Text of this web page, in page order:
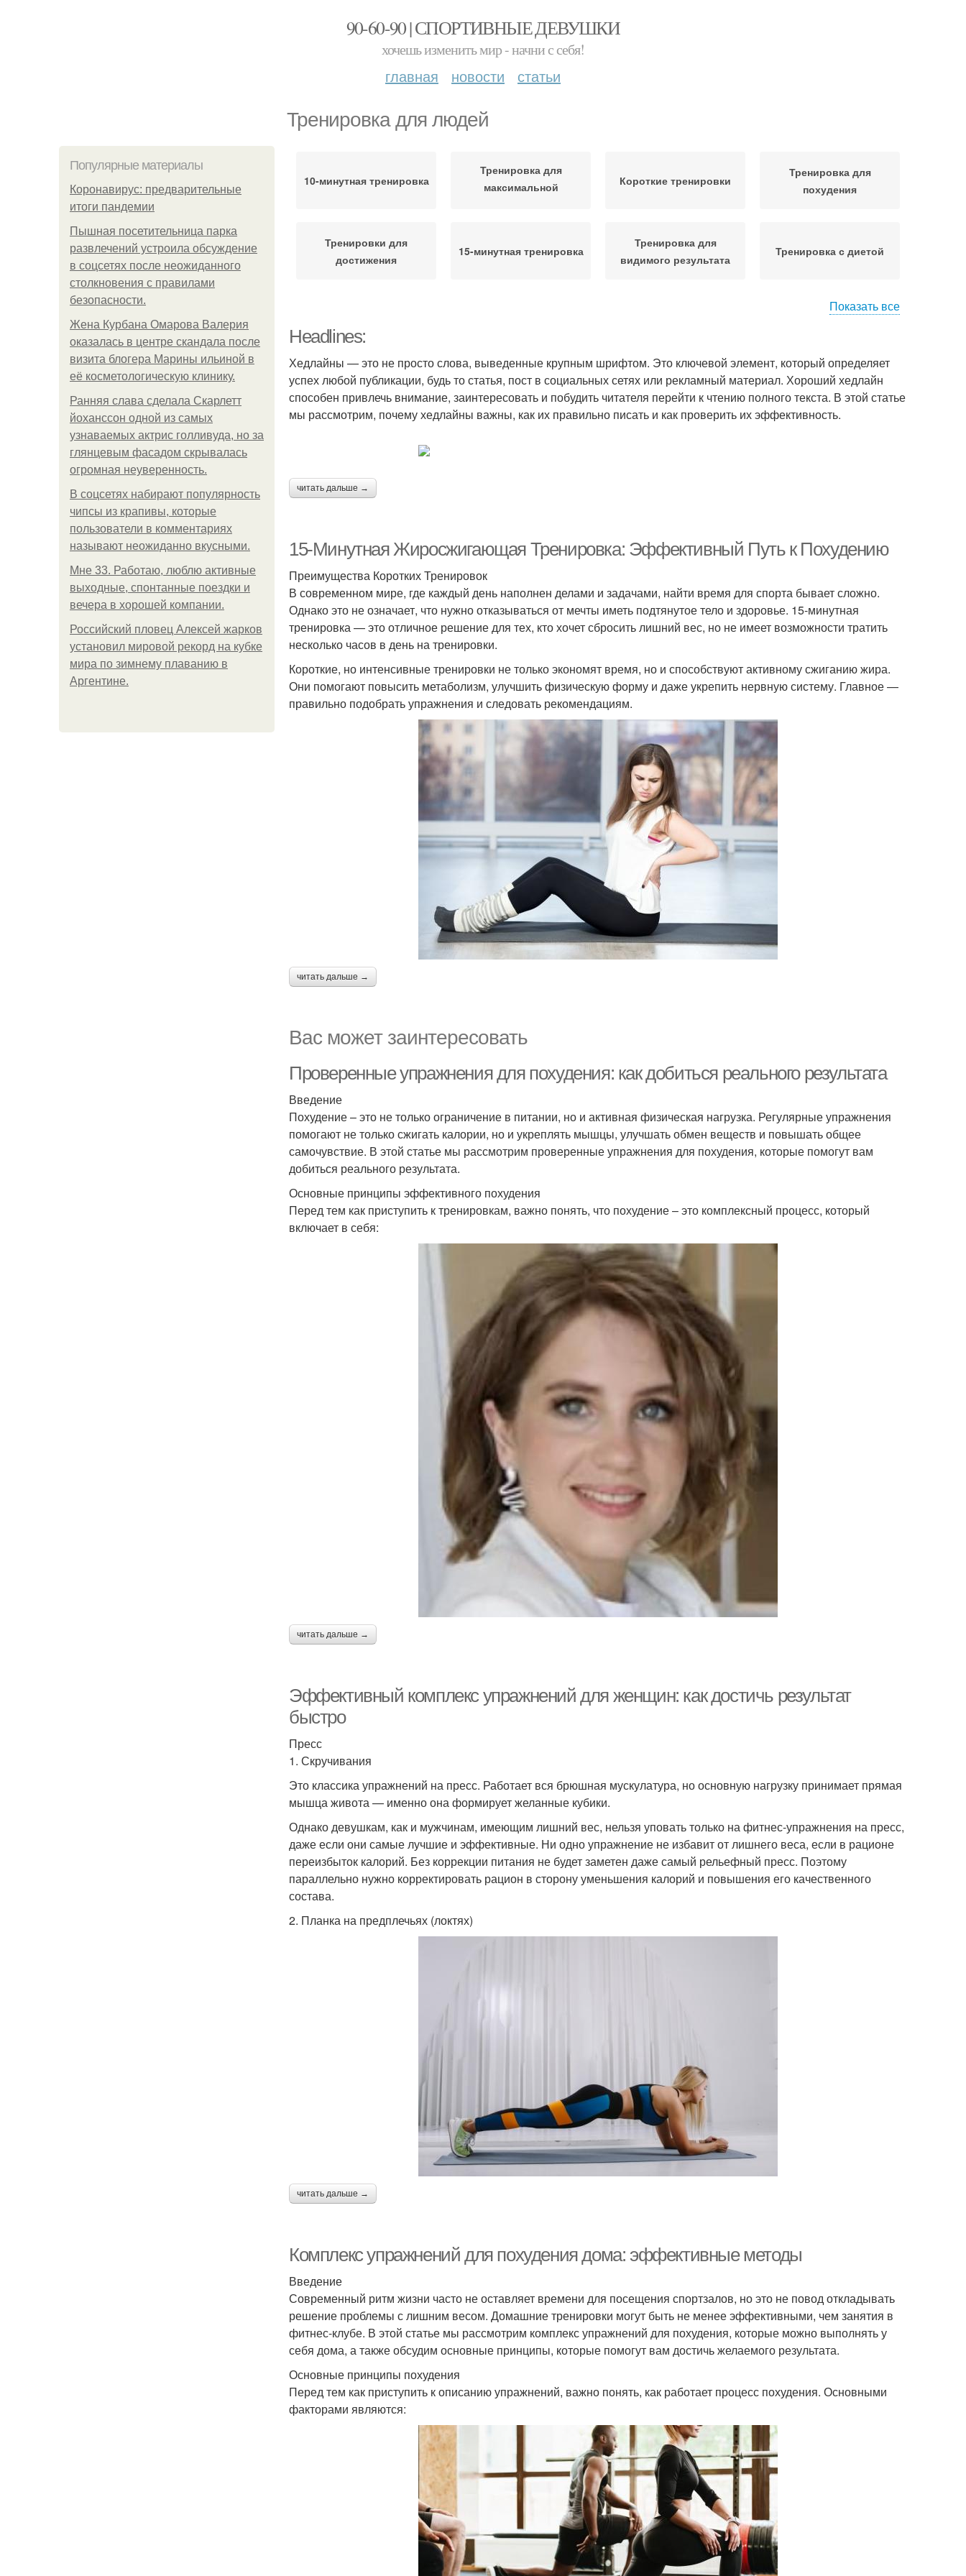
90-60-90 | СПОРТИВНЫЕ ДЕВУШКИ
хочешь изменить мир - начни с себя!
главная новости статьи
Тренировка для людей
Популярные материалы
Коронавирус: предварительные
итоги пандемии
Пышная посетительница парка
развлечений устроила обсуждение
в соцсетях после неожиданного
столкновения с правилами
безопасности.
Жена Курбана Омарова Валерия
оказалась в центре скандала после
визита блогера Марины ильиной в
её косметологическую клинику.
Ранняя слава сделала Скарлетт
йоханссон одной из самых
узнаваемых актрис голливуда, но за
глянцевым фасадом скрывалась
огромная неуверенность.
В соцсетях набирают популярность
чипсы из крапивы, которые
пользователи в комментариях
называют неожиданно вкусными.
Мне 33. Работаю, люблю активные
выходные, спонтанные поездки и
вечера в хорошей компании.
Российский пловец Алексей жарков
установил мировой рекорд на кубке
мира по зимнему плаванию в
Аргентине.
10-минутная тренировка
Тренировка для
максимальной
Короткие тренировки
Тренировка для
похудения
Тренировки для
достижения
15-минутная тренировка
Тренировка для
видимого результата
Тренировка с диетой
время
Показать все
Headlines:
Хедлайны — это не просто слова, выведенные крупным шрифтом. Это ключевой элемент, который определяет
успех любой публикации, будь то статья, пост в социальных сетях или рекламный материал. Хороший хедлайн
способен привлечь внимание, заинтересовать и побудить читателя перейти к чтению полного текста. В этой статье
мы рассмотрим, почему хедлайны важны, как их правильно писать и как проверить их эффективность.
читать дальше →
15-Минутная Жиросжигающая Тренировка: Эффективный Путь к Похудению
Преимущества Коротких Тренировок
В современном мире, где каждый день наполнен делами и задачами, найти время для спорта бывает сложно.
Однако это не означает, что нужно отказываться от мечты иметь подтянутое тело и здоровье. 15-минутная
тренировка — это отличное решение для тех, кто хочет сбросить лишний вес, но не имеет возможности тратить
несколько часов в день на тренировки.
Короткие, но интенсивные тренировки не только экономят время, но и способствуют активному сжиганию жира.
Они помогают повысить метаболизм, улучшить физическую форму и даже укрепить нервную систему. Главное —
правильно подобрать упражнения и следовать рекомендациям.
читать дальше →
Вас может заинтересовать
Проверенные упражнения для похудения: как добиться реального результата
Введение
Похудение – это не только ограничение в питании, но и активная физическая нагрузка. Регулярные упражнения
помогают не только сжигать калории, но и укреплять мышцы, улучшать обмен веществ и повышать общее
самочувствие. В этой статье мы рассмотрим проверенные упражнения для похудения, которые помогут вам
добиться реального результата.
Основные принципы эффективного похудения
Перед тем как приступить к тренировкам, важно понять, что похудение – это комплексный процесс, который
включает в себя:
читать дальше →
Эффективный комплекс упражнений для женщин: как достичь результат
быстро
Пресс
1. Скручивания
Это классика упражнений на пресс. Работает вся брюшная мускулатура, но основную нагрузку принимает прямая
мышца живота — именно она формирует желанные кубики.
Однако девушкам, как и мужчинам, имеющим лишний вес, нельзя уповать только на фитнес-упражнения на пресс,
даже если они самые лучшие и эффективные. Ни одно упражнение не избавит от лишнего веса, если в рационе
переизбыток калорий. Без коррекции питания не будет заметен даже самый рельефный пресс. Поэтому
параллельно нужно корректировать рацион в сторону уменьшения калорий и повышения его качественного
состава.
2. Планка на предплечьях (локтях)
читать дальше →
Комплекс упражнений для похудения дома: эффективные методы
Введение
Современный ритм жизни часто не оставляет времени для посещения спортзалов, но это не повод откладывать
решение проблемы с лишним весом. Домашние тренировки могут быть не менее эффективными, чем занятия в
фитнес-клубе. В этой статье мы рассмотрим комплекс упражнений для похудения, которые можно выполнять у
себя дома, а также обсудим основные принципы, которые помогут вам достичь желаемого результата.
Основные принципы похудения
Перед тем как приступить к описанию упражнений, важно понять, как работает процесс похудения. Основными
факторами являются: